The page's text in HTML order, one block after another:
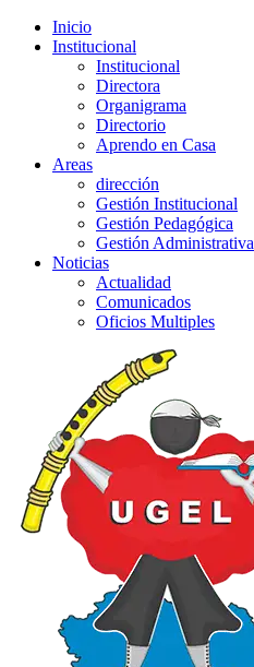
Inicio
Institucional
Institucional
Directora
Organigrama
Directorio
Aprendo en Casa
Areas
dirección
Gestión Institucional
Gestión Pedagógica
Gestión Administrativa
Noticias
Actualidad
Comunicados
Oficios Multiples